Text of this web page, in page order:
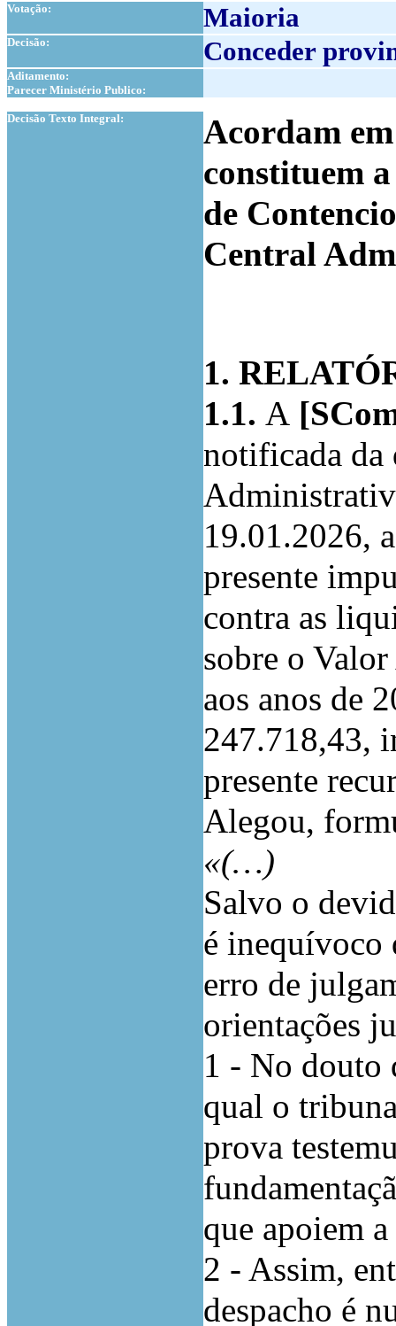
Votação: Maioria
Decisão: Conceder
Aditamento:
Parecer Ministério Publico:
Decisão Texto Integral:
Acordam
constituem
de
Central
1.
1.1. A
notificada da
19.01.2026,
presente
contra as
sobre o
aos anos de
247.718,43,
presente
Alegou,
«(…)
Salvo o
é inequívoco
erro de
orientações
1 - No douto
qual o
prova
que apoiem
2 - Assim,
despacho é